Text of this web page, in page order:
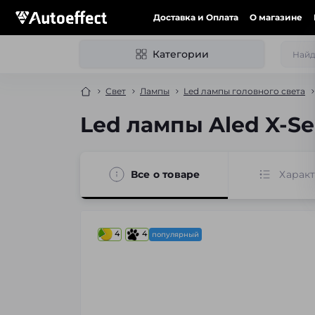
Доставка и Оплата О магазине
Категории
Свет Лампы Led лампы головного света
Led лампы Aled X-
Все о товаре
4 4 популярный